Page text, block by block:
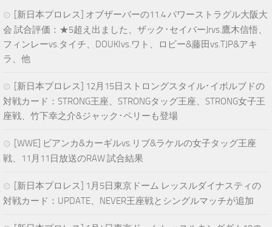
[新日本プロレス] オブザーバーの11.4 パワーストラグル大阪大
会 試合評価：★5超え出ました、ザック･セイバーJrvs.鷹木信悟、
フィンレーvs.タイチ、DOUKIvs.ワト、ロビー&藤田vs.TJP&アキ
ラ、他
[新日本プロレス] 12月15日ストロングスタイル･イボルブドの
対戦カード：STRONG王座、STRONGタッグ王座、STRONG女子王
座戦、竹下幸之介&ジャック･ペリーも登場
[WWE] ビアンカ&カーギルvs.リブ&ラケルの女子タッグ王座
戦、11月11日放送のRAW 試合結果
[新日本プロレス] 1月5日東京ドーム レッスルダイナスティの
対戦カード：UPDATE、NEVER王座戦とシングルマッチが追加